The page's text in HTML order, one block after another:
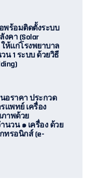
พร้อมติดตั้งระบบ
คา (Solar
ห้แก่โรงพยาบาล
น 1 ระบบ ด้วยวิธี
อราคา ประกวด
พทย์ เครื่อง
าพด้วย
วน ๑ เครื่อง ด้วย
ทรอนิกส์ (e-